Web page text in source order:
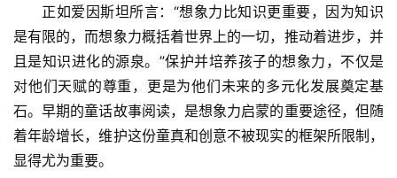
师
资
力
量
校
正如爱因斯坦所言：“想象力比知识更重要，因为知识
是有限的，而想象力概括着世界上的一切，推动着进步，并
且是知识进化的源泉。”保护并培养孩子的想象力，不仅是
对他们天赋的尊重，更是为他们未来的多元化发展奠定基
石。早期的童话故事阅读，是想象力启蒙的重要途径，但随
着年龄增长，维护这份童真和创意不被现实的框架所限制，
显得尤为重要。